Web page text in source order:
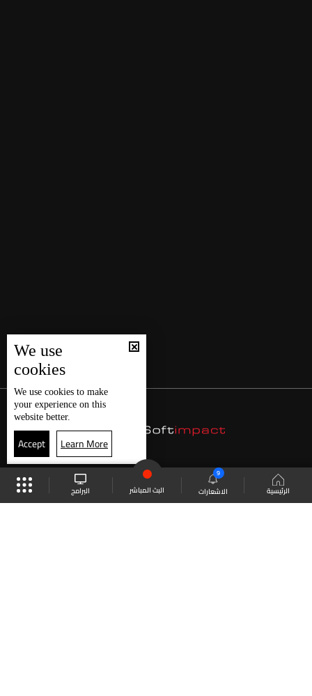
الرئيسية الاشعارات
9
البث المباشر البرامج
We use
cookies
We use cookies to make
your experience on this
website better.
Accept Learn More
موقع البرامج الجدول البث المباشر